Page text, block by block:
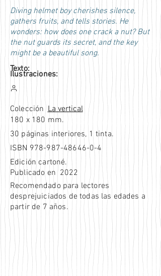
Diving helmet boy cherishes silence,
gathers fruits, and tells stories. He
wonders: how does one crack a nut? But
the nut guards its secret, and the key
might be a beautiful song.
Texto:
Ilustraciones:
Colección La vertical
180 x 180 mm.
30 páginas interiores, 1 tinta.
ISBN 978-987-48646-0-4
Edición cartoné.
Publicado en 2022
Recomendado para lectores
desprejuiciados de todas las edades a
partir de 7 años.